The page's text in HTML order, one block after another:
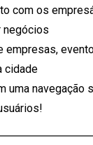
com os
negócios
empresas,
cidade
uma navegação